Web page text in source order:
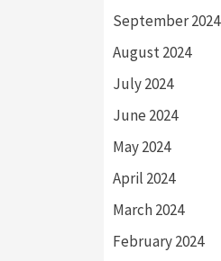
September 2024
August 2024
July 2024
June 2024
May 2024
April 2024
March 2024
February 2024